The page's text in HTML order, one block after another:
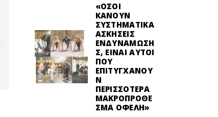
«ΌΣΟΙ
ΚΆΝΟΥΝ
ΣΥΣΤΗΜΑΤΙΚΆ
ΑΣΚΉΣΕΙΣ
ΕΝΔΥΝΆΜΩΣΗ
Σ, ΕΊΝΑΙ ΑΥΤΟΊ
ΠΟΥ
ΕΠΙΤΥΓΧΆΝΟΥ
Ν
ΠΕΡΙΣΣΌΤΕΡΑ
ΜΑΚΡΟΠΡΌΘΕ
ΣΜΑ ΟΦΈΛΗ»